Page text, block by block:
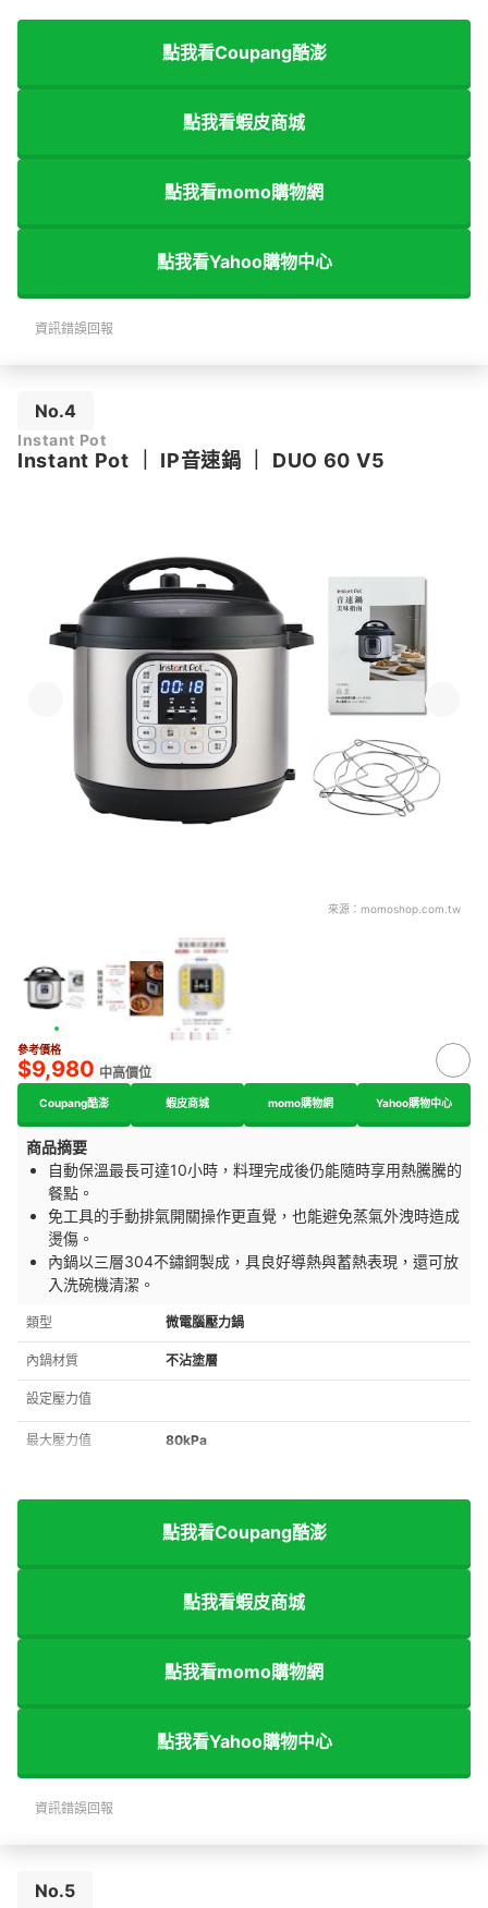
點我看Coupang酷澎
點我看蝦皮商城
點我看momo購物網
點我看Yahoo購物中心
資訊錯誤回報
No.4
Instant Pot
Instant Pot IP音速鍋 DUO 60 V5
來源： momoshop.com.tw
參考價格
$9,980 中高價位
Coupang酷澎 蝦皮商城 momo購物網 Yahoo購物中心
商品摘要
自動保溫最長可達10小時，料理完成後仍能隨時享用熱騰騰的
餐點。
免工具的手動排氣開關操作更直覺，也能避免蒸氣外洩時造成
燙傷。
內鍋以三層304不鏽鋼製成，具良好導熱與蓄熱表現，還可放
入洗碗機清潔。
類型 微電腦壓力鍋
內鍋材質 不沾塗層
設定壓力值
最大壓力值 80kPa
點我看Coupang酷澎
點我看蝦皮商城
點我看momo購物網
點我看Yahoo購物中心
資訊錯誤回報
No.5